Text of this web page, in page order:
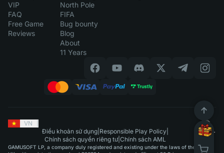
VIP
FAQ
Free Game
Reviews
North Pole
FIFA
Bug bounty
Blog
About
11 Years
VN
Điều khoản sử dụng| Responsible Play Policy|
Chính sách quyền riêng tư| Chính sách AML
GAMUSOFT LP, a company duly registered and existing under the laws of the